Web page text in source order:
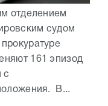
отделением
судом
161 эпизод
с
В...